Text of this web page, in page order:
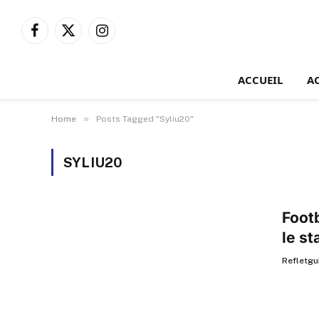
Facebook
X
Instagram
ACCUEIL
Home » Posts Tagged "Syliu20"
SYLIU20
le